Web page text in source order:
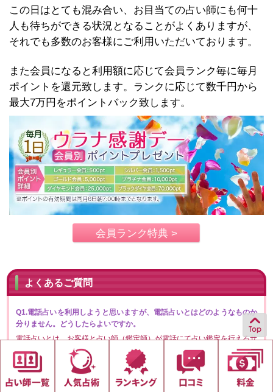
この日はとても混み合い、お目当ての占い師にも何十
人も待ちができる状況となることがよくありますが、
それでも多数のお客様にご利用いただいております。
また会員になると利用額に応じて会員ランク毎に毎月
ポイントを還元致します。ランクに応じて数千円から
最大7万円をポイントバック致します。
会員ランク特典 >
よくあるご質問
Q1.電話占いを利用しようと思いますが、電話占いとはどのようなものか
分りません。どうしたらよいですか。
電話占いとは、お客様と占い師（鑑定師）が電話にて占い鑑定を行えるサ
ービスです。お客様の電話番号は電話占いウラナのシステムを介して占い
師と通話される為、占い師にお客様の電話番号が知られることはありませ
ん。
電話で気軽に様々な占い師に相談することができます。電話占いウラナを